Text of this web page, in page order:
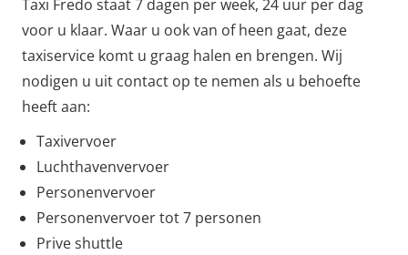
Taxi Fredo staat 7 dagen per week, 24 uur per dag
voor u klaar. Waar u ook van of heen gaat, deze
taxiservice komt u graag halen en brengen. Wij
nodigen u uit contact op te nemen als u behoefte
heeft aan:
Taxivervoer
Luchthavenvervoer
Personenvervoer
Personenvervoer tot 7 personen
Prive shuttle